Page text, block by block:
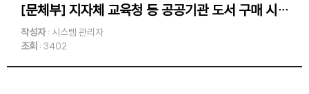
[문체부] 지자체 교육청 등 공공기관 도서 구매 시 지역서점 우선 활용 권고
작성자: 시스템 관리자
조회 : 3402